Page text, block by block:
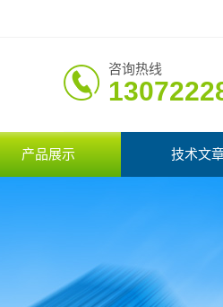
咨询热线
产品展示 技术文